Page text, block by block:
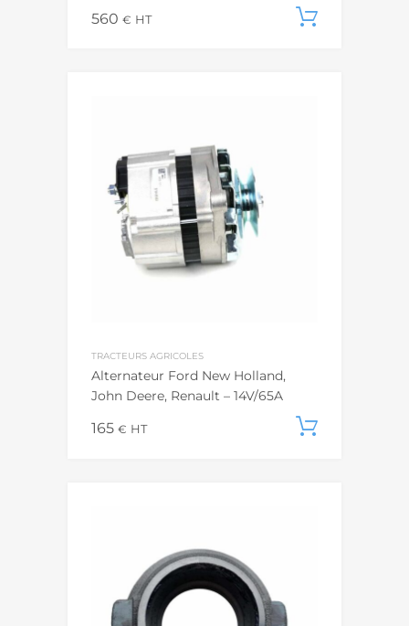
560 € HT
TRACTEURS AGRICOLES
Alternateur Ford New Holland,
John Deere, Renault – 14V/65A
165 € HT